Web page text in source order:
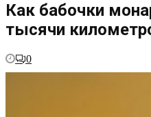
Как бабочки
тысячи
0